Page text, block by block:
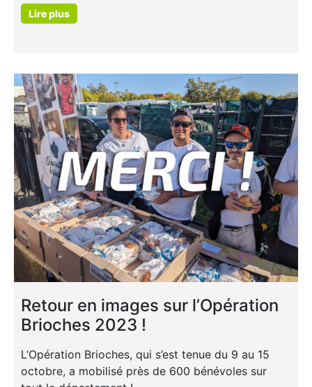
Lire plus
Retour en images sur l’Opération
Brioches 2023 !
L’Opération Brioches, qui s’est tenue du 9 au 15
octobre, a mobilisé près de 600 bénévoles sur